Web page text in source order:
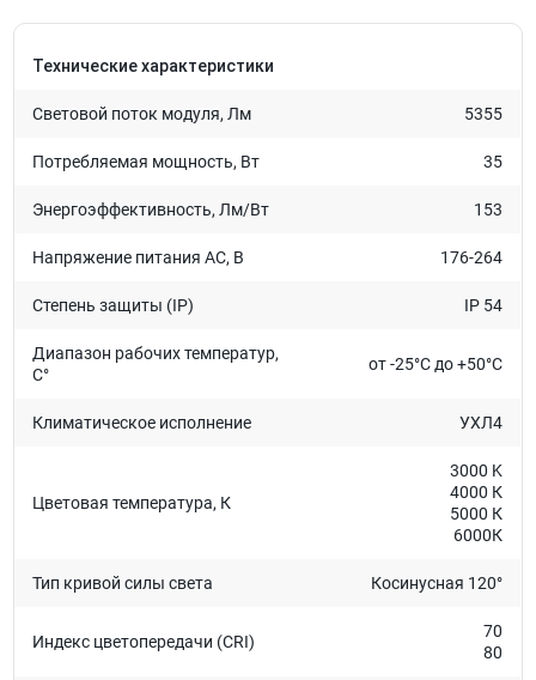
Технические характеристики
Световой поток модуля, Лм 5355
Потребляемая мощность, Вт 35
Энергоэффективность, Лм/Вт 153
Напряжение питания AC, В 176-264
Степень защиты (IP) IP 54
Диапазон рабочих температур,
C°
от -25°C до +50°C
Климатическое исполнение УХЛ4
Цветовая температура, К
3000 K
4000 К
5000 К
6000К
Тип кривой силы света Косинусная 120°
Индекс цветопередачи (CRI)
70
80